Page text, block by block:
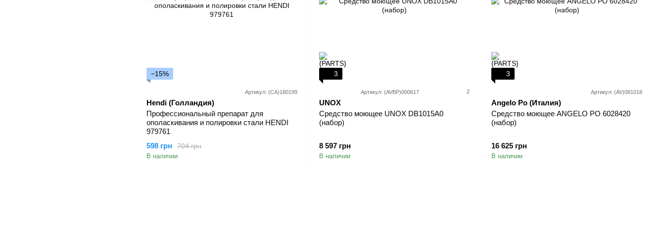
−15%
Артикул: (СА)180199
Hendi (Голландия)
Профессиональный препарат для
ополаскивания и полировки стали HENDI
979761
704 грн
598 грн
В наличии
3
Артикул: (AVBP)000617 2
UNOX
Средство моющее UNOX DB1015A0
(набор)
8 597 грн
В наличии
3
Артикул: (AV)081018
Angelo Po (Италия)
Средство моющее ANGELO PO 6028420
(набор)
16 625 грн
В наличии